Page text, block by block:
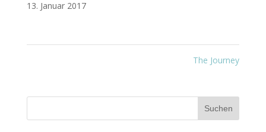
13. Januar 2017
The Journey